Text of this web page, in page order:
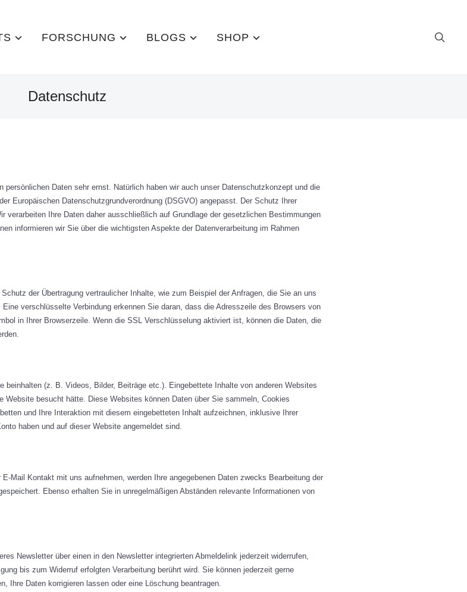
FORSCHUNG BLOGS SHOP
Datenschutz
persönlichen Daten sehr ernst. Natürlich haben wir auch unser Datenschutzkonzept und die
Europäischen Datenschutzgrundverordnung (DSGVO) angepasst. Der Schutz Ihrer
verarbeiten Ihre Daten daher ausschließlich auf Grundlage der gesetzlichen Bestimmungen
informieren wir Sie über die wichtigsten Aspekte der Datenverarbeitung im Rahmen
der Übertragung vertraulicher Inhalte, wie zum Beispiel der Anfragen, die Sie an uns
verschlüsselte Verbindung erkennen Sie daran, dass die Adresszeile des Browsers von
in Ihrer Browserzeile. Wenn die SSL Verschlüsselung aktiviert ist, können die Daten, die
beinhalten (z. B. Videos, Bilder, Beiträge etc.). Eingebettete Inhalte von anderen Websites
besucht hätte. Diese Websites können Daten über Sie sammeln, Cookies
und Ihre Interaktion mit diesem eingebetteten Inhalt aufzeichnen, inklusive Ihrer
haben und auf dieser Website angemeldet sind.
Mail Kontakt mit uns aufnehmen, werden Ihre angegebenen Daten zwecks Bearbeitung der
Ebenso erhalten Sie in unregelmäßigen Abständen relevante Informationen von
Newsletter über einen in den Newsletter integrierten Abmeldelink jederzeit widerrufen,
bis zum Widerruf erfolgten Verarbeitung berührt wird. Sie können jederzeit gerne
Ihre Daten korrigieren lassen oder eine Löschung beantragen.